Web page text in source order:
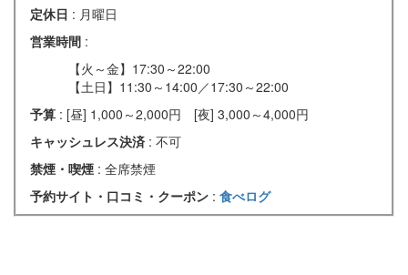
定休日 : 月曜日
営業時間 :
【火～金】17:30～22:00
【土日】11:30～14:00／17:30～22:00
予算 : [昼] 1,000～2,000円 [夜] 3,000～4,000円
キャッシュレス決済 : 不可
禁煙・喫煙 : 全席禁煙
予約サイト・口コミ・クーポン : 食べログ